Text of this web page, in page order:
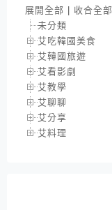
展開全部 | 收合全部
未分類
艾吃韓國美食
艾韓國旅遊
艾看影劇
艾教學
艾聊聊
艾分享
艾料理